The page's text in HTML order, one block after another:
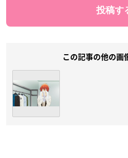
この記事の他の画